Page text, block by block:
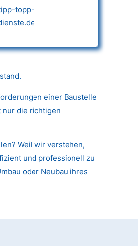
topp-
einer Baustelle
nur die richtigen
Weil wir verstehen,
und professionell zu
oder Neubau ihres